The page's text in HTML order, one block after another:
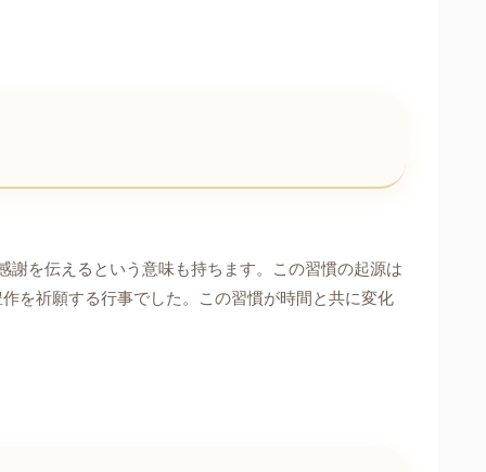
を伝えるという意味も持ちます。この習慣の起源は
を祈願する行事でした。この習慣が時間と共に変化